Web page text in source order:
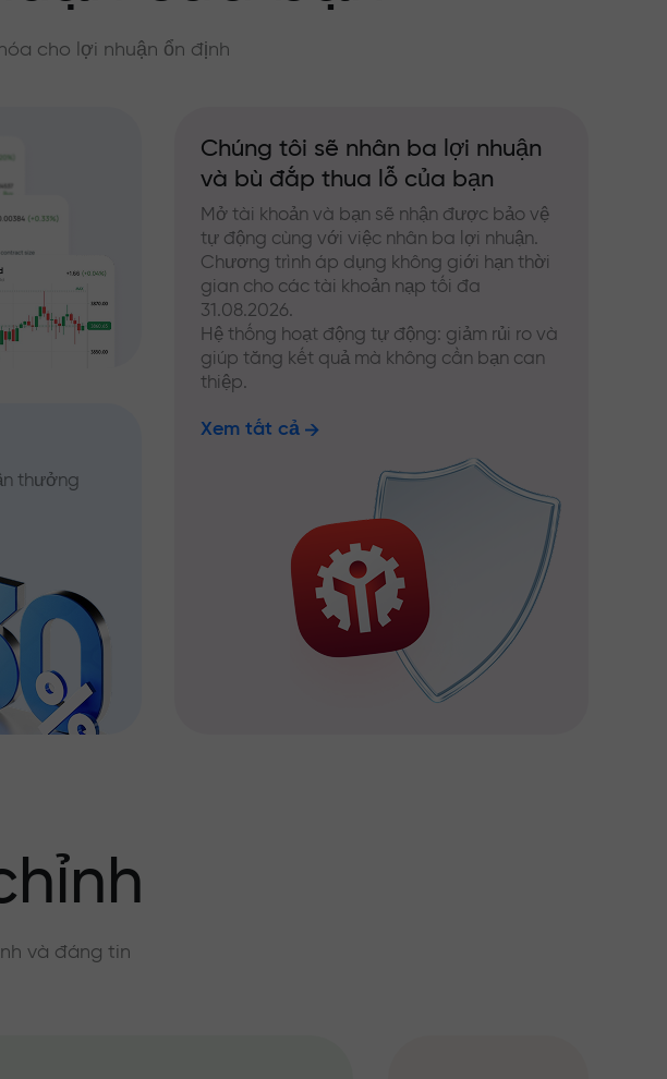
cho lợi nhuận ổn định
thưởng
Chúng tôi sẽ nhân ba lợi nhuận
và bù đắp thua lỗ của bạn
Mở tài khoản và bạn sẽ nhận được bảo vệ
tự động cùng với việc nhân ba lợi nhuận.
Chương trình áp dụng không giới hạn thời
gian cho các tài khoản nạp tối đa
31.08.2026.
Hệ thống hoạt động tự động: giảm rủi ro và
giúp tăng kết quả mà không cần bạn can
thiệp.
Xem tất cả
và đáng tin